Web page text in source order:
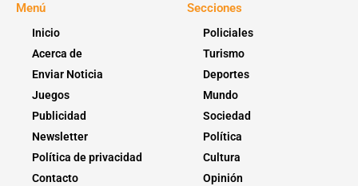
Menú
Inicio
Acerca de
Enviar Noticia
Juegos
Publicidad
Newsletter
Política de privacidad
Contacto
Secciones
Policiales
Turismo
Deportes
Mundo
Sociedad
Política
Cultura
Opinión